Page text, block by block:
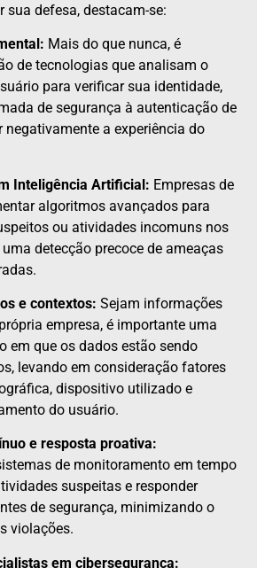
sua defesa, destacam-se:
Mais do que nunca, é
de tecnologias que analisam o
para verificar sua identidade,
de segurança à autenticação de
a experiência do
Inteligência Artificial: Empresas de
algoritmos avançados para
ou atividades incomuns nos
detecção precoce de ameaças
e contextos: Sejam informações
empresa, é importante uma
em que os dados estão sendo
levando em consideração fatores
dispositivo utilizado e
do usuário.
e resposta proativa:
de monitoramento em tempo
suspeitas e responder
de segurança, minimizando o
violações.
em cibersegurança: